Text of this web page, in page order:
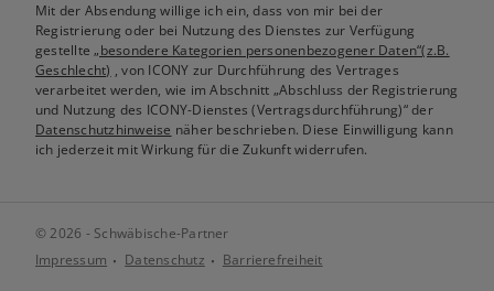
Mit der Absendung willige ich ein, dass von mir bei der
Registrierung oder bei Nutzung des Dienstes zur Verfügung
gestellte„besondere Kategorien personenbezogener Daten“(z.B.
Geschlecht) , von ICONY zur Durchführung des Vertrages
verarbeitet werden, wie im Abschnitt „Abschluss der Registrierung
und Nutzung des ICONY-Dienstes (Vertragsdurchführung)“ der
Datenschutzhinweise näher beschrieben. Diese Einwilligung kann
ich jederzeit mit Wirkung für die Zukunft widerrufen.
© 2026 - Schwäbische-Partner
Impressum
Datenschutz Barrierefreiheit